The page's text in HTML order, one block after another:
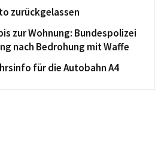
zurückgelassen
zur Wohnung: Bundespolizei
nach Bedrohung mit Waffe
für die Autobahn A4